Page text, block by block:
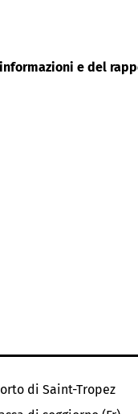
e del
di Saint-Tropez